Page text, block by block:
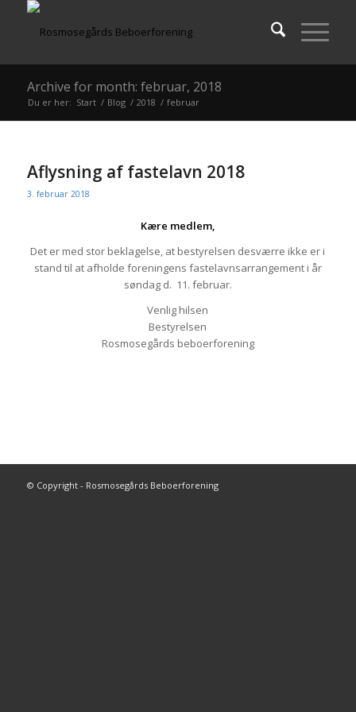
Archive for month: februar, 2018
Du er her: Start / Blog / 2018 / februar
Aflysning af fastelavn 2018
3. februar 2018
Kære medlem,
Det er med stor beklagelse, at bestyrelsen desværre ikke er i
stand til at afholde foreningens fastelavnsarrangement i år
søndag d. 11. februar.
Venlig hilsen
Bestyrelsen
Rosmosegårds beboerforening
© Copyright - Rosmosegårds Beboerforening